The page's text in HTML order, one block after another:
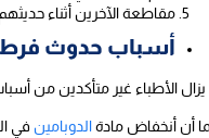
مقاطعة الآخرين أثناء حديثهم.
أسباب حدوث فرط
يزال الأطباء غير متأكدين من
أن أنخفاض مادةالدوبامين في